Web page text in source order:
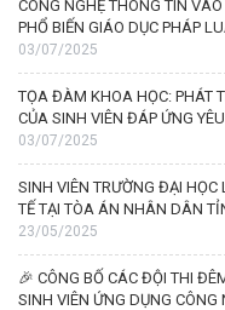
CÔNG NGHỆ THÔNG TIN
PHỔ BIẾN GIÁO DỤC PHÁP
03/07/2025
TỌA ĐÀM KHOA HỌC: PHÁT
CỦA SINH VIÊN ĐÁP ỨNG
03/07/2025
SINH VIÊN TRƯỜNG ĐẠI
TẾ TẠI TÒA ÁN NHÂN DÂN
23/05/2025
🎉 CÔNG BỐ CÁC ĐỘI THI
SINH VIÊN ỨNG DỤNG CÔNG